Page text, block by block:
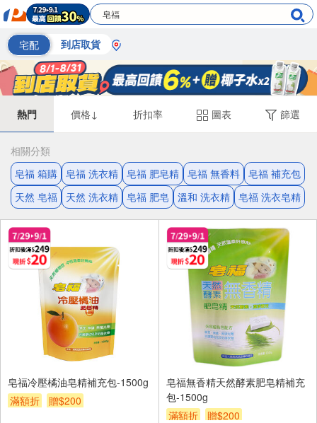
宅配 到店取貨
熱門 價格↓ 折扣率 圖表 篩選
相關分類
皂福 箱購 皂福 洗衣精 皂福 肥皂精 皂福 無香料 皂福 補充包
天然 皂福
天然 洗衣精 皂福 肥皂 溫和 洗衣精 皂福 洗衣皂精
皂福冷壓橘油皂精補充包-1500g
滿額折
贈$200
皂福無香精天然酵素肥皂精補充
包-1500g
滿額折
贈$200